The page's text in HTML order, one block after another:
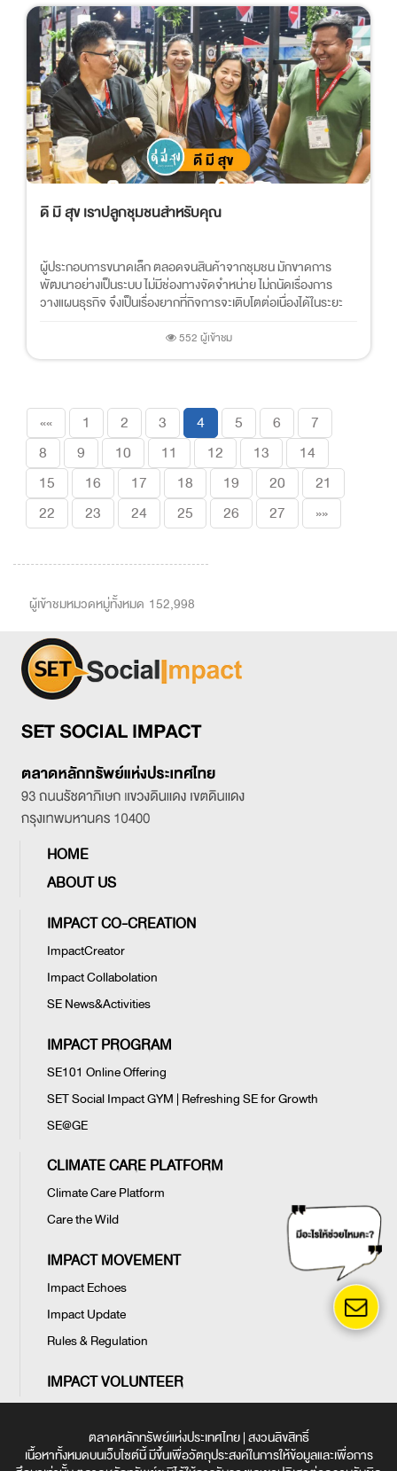
ดี มี สุข เราปลูกชุมชนสำหรับคุณ
ผู้ประกอบการขนาดเล็ก ตลอดจนสินค้าจากชุมชน มักขาดการ
พัฒนาอย่างเป็นระบบ ไม่มีช่องทางจัดจำหน่าย ไม่ถนัดเรื่องการ
วางแผนธุรกิจ จึงเป็นเรื่องยากที่กิจการจะเติบโตต่อเนื่องได้ในระยะ
552 ผู้เข้าชม
«« 1 2 3 4 5 6
7
8
9 10 11 12 13
14
15
16 17 18 19 20
21
22
23 24 25 26 27 »»
ผู้เข้าชมหมวดหมู่ทั้งหมด 152,998
HOME
ABOUT US
IMPACT CO-CREATION
ImpactCreator
Impact Collabolation
SE News&Activities
IMPACT PROGRAM
SE101 Online Offering
SET Social Impact GYM | Refreshing SE for Growth
SE@GE
CLIMATE CARE PLATFORM
Climate Care Platform
Care the Wild
IMPACT MOVEMENT
Impact Echoes
Impact Update
Rules & Regulation
IMPACT VOLUNTEER
ตลาดหลักทรัพย์แห่งประเทศไทย | สงวนลิขสิทธิ์
เนื้อหาทั้งหมดบนเว็บไซต์นี้ มีขึ้นเพื่อวัตถุประสงค์ในการให้ข้อมูลและเพื่อการ